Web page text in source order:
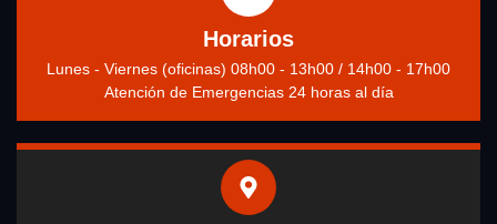
Horarios
Lunes - Viernes (oficinas) 08h00 - 13h00 / 14h00 - 17h00
Atención de Emergencias 24 horas al día